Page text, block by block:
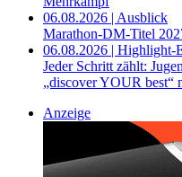
06.08.2026 | Ausblick
Marathon-DM-Titel
06.08.2026 | Highlight-
Jeder Schritt zählt:
„discover YOUR best“
Anzeige